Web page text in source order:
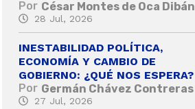
Por César Montes de Oca Dibán
28 Jul, 2026
INESTABILIDAD POLÍTICA,
ECONOMÍA Y CAMBIO DE
GOBIERNO: ¿QUÉ NOS ESPERA?
Por Germán Chávez Contreras
27 Jul, 2026